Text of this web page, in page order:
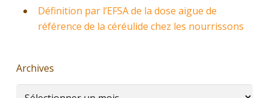
Définition par l’EFSA de la dose aigue de
référence de la céréulide chez les nourrissons
Archives
Archives